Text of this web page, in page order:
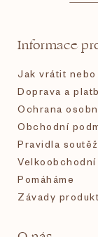
Informace
Jak vrátit
Doprava a
Ochrana
Obchodní
Pravidla
Pomáháme
Závady